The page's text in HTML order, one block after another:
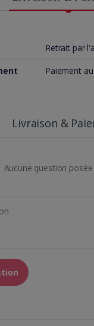
Retrait par
Paiement
Livraison &
Aucune question posée